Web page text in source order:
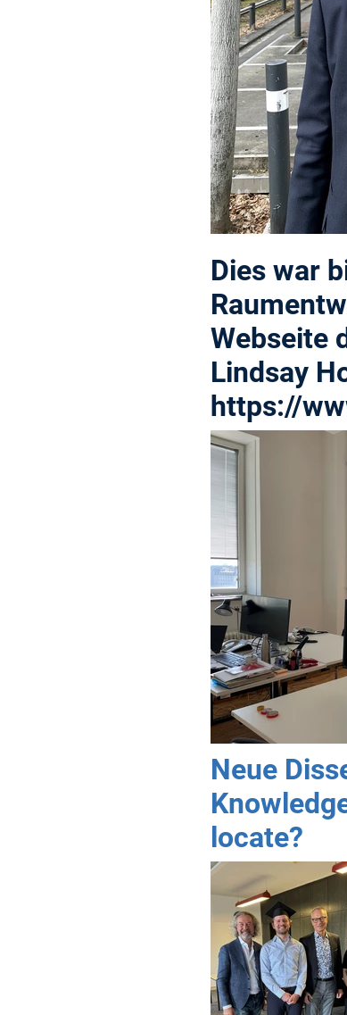
Dies war
Webseite
Lindsay
https://
Neue
locate?